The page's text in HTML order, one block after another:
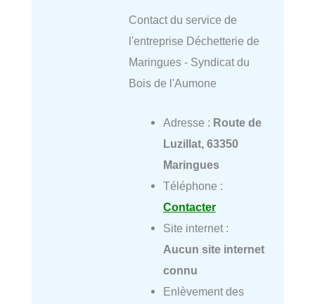
Contact du service de
l'entreprise Déchetterie de
Maringues - Syndicat du
Bois de l'Aumone
Adresse : Route de
Luzillat, 63350
Maringues
Téléphone :
Contacter
Site internet :
Aucun site internet
connu
Enlèvement des